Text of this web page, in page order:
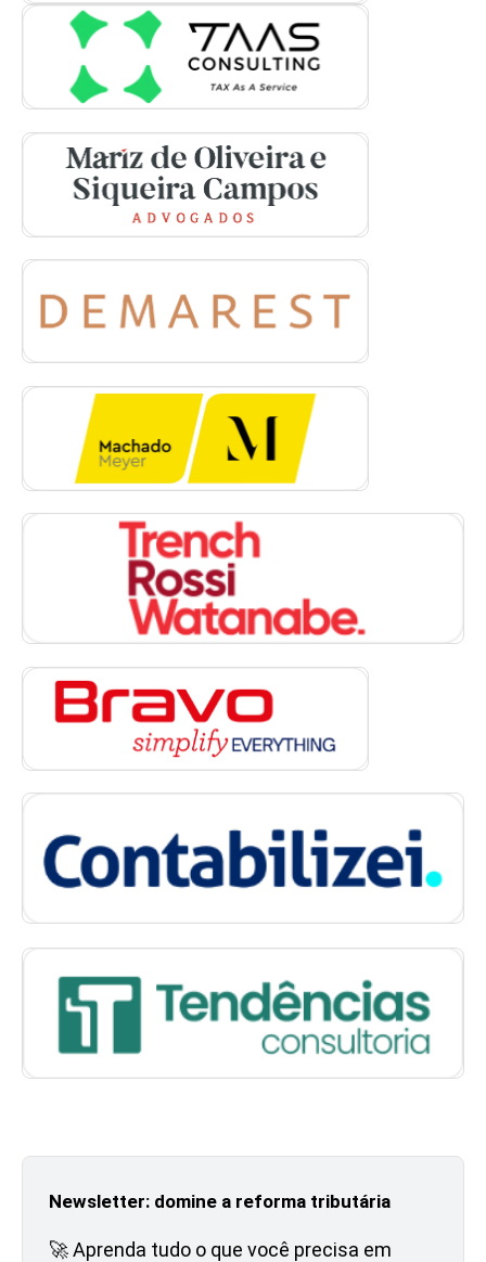
Newsletter: domine a reforma tributária
🚀 Aprenda tudo o que você precisa em